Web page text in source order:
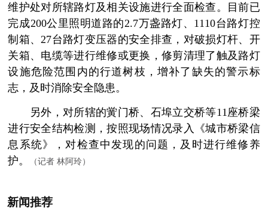
维护处对所辖路灯及相关设施进行全面检查。目前已
完成200公里照明道路的2.7万盏路灯、1110台路灯控
制箱、27台路灯变压器的安全排查，对破损灯杆、开
关箱、电缆等进行维修或更换，修剪清理了触及路灯
设施危险范围内的行道树枝，增补了缺失的警示标
志，及时消除安全隐患。
另外，对所辖的黉门桥、石埠立交桥等11座桥梁
进行安全结构检测，按照现场情况录入《城市桥梁信
息系统》，对检查中发现的问题，及时进行维修养
护。
（记者 林阿玲）
新闻推荐